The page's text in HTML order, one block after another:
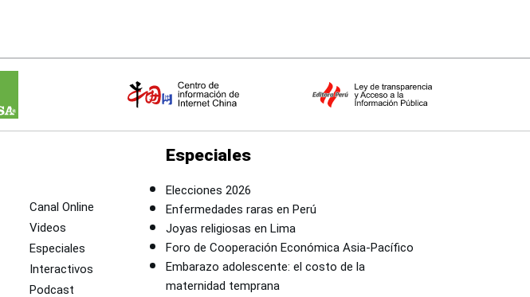
Canal Online
Videos
Especiales
Interactivos
Podcast
Especiales
Elecciones 2026
Enfermedades raras en Perú
Joyas religiosas en Lima
Foro de Cooperación Económica Asia-Pacífico
Embarazo adolescente: el costo de la
maternidad temprana